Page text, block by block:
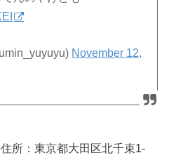
November 12,
所：東京都大田区北千束1-